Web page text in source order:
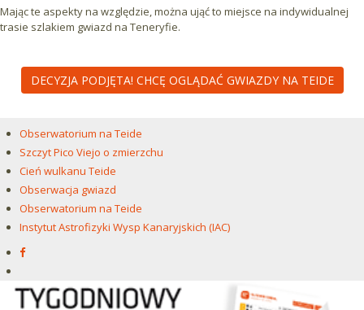
Obserwatorium na Teide
Szczyt Pico Viejo o zmierzchu
Cień wulkanu Teide
Obserwacja gwiazd
Obserwatorium na Teide
Instytut Astrofizyki Wysp Kanaryjskich (IAC)
Mając te aspekty na względzie, można ująć to miejsce na indywidualnej
trasie szlakiem gwiazd na Teneryfie.
DECYZJA PODJĘTA! CHCĘ OGLĄDAĆ GWIAZDY NA TEIDE